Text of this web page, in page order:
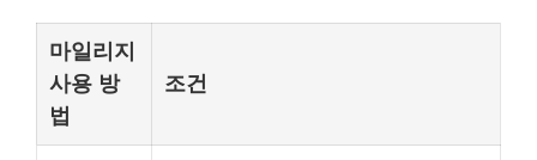
마일리지
사용 방
법
조건